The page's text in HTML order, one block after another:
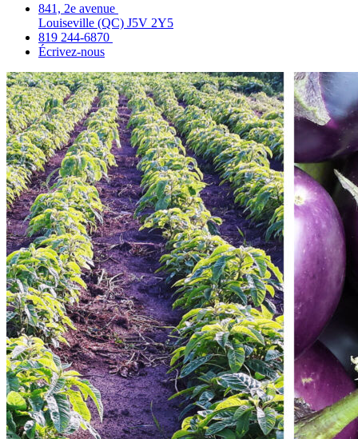
841, 2e avenue
Louiseville (QC) J5V 2Y5
819 244‑6870
Écrivez‑nous